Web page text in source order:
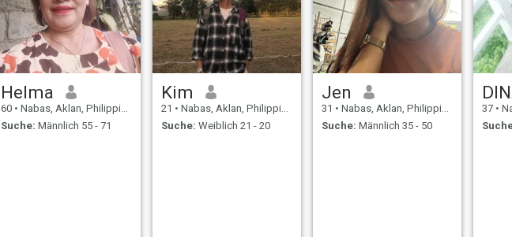
Helma
60 • Nabas, Aklan, Philippinen
Suche: Männlich 55 - 71
Kim
21 • Nabas, Aklan, Philippinen
Suche: Weiblich 21 - 20
Jen
31 • Nabas, Aklan, Philippinen
Suche: Männlich 35 - 50
37 •